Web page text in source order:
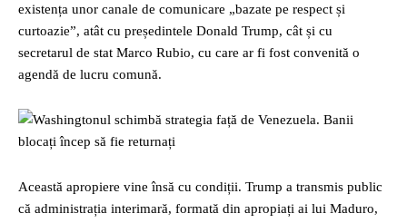
existența unor canale de comunicare „bazate pe respect și
curtoazie”, atât cu președintele Donald Trump, cât și cu
secretarul de stat Marco Rubio, cu care ar fi fost convenită o
agendă de lucru comună.
Această apropiere vine însă cu condiții. Trump a transmis public
că administrația interimară, formată din apropiați ai lui Maduro,